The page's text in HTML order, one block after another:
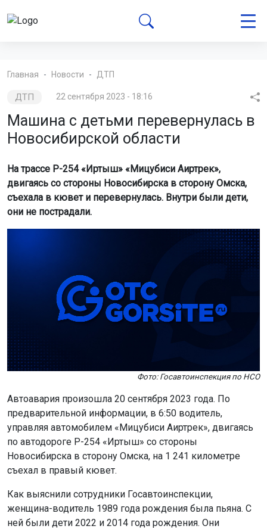
Главная Новости ДТП
ДТП 22 сентября 2023 - 18:16
Машина с детьми перевернулась в
Новосибирской области
На трассе Р-254 «Иртыш» «Мицубиси Аиртрек»,
двигаясь со стороны Новосибирска в сторону Омска,
съехала в кювет и перевернулась. Внутри были дети,
они не пострадали.
Фото: Госавтоинспекция по НСО
Автоавария произошла 20 сентября 2023 года. По
предварительной информации, в 6:50 водитель,
управляя автомобилем «Мицубиси Аиртрек», двигаясь
по автодороге Р-254 «Иртыш» со стороны
Новосибирска в сторону Омска, на 1 241 километре
съехал в правый кювет.
Как выяснили сотрудники Госавтоинспекции,
женщина-водитель 1989 года рождения была пьяна. С
ней были дети 2022 и 2014 года рождения. Они